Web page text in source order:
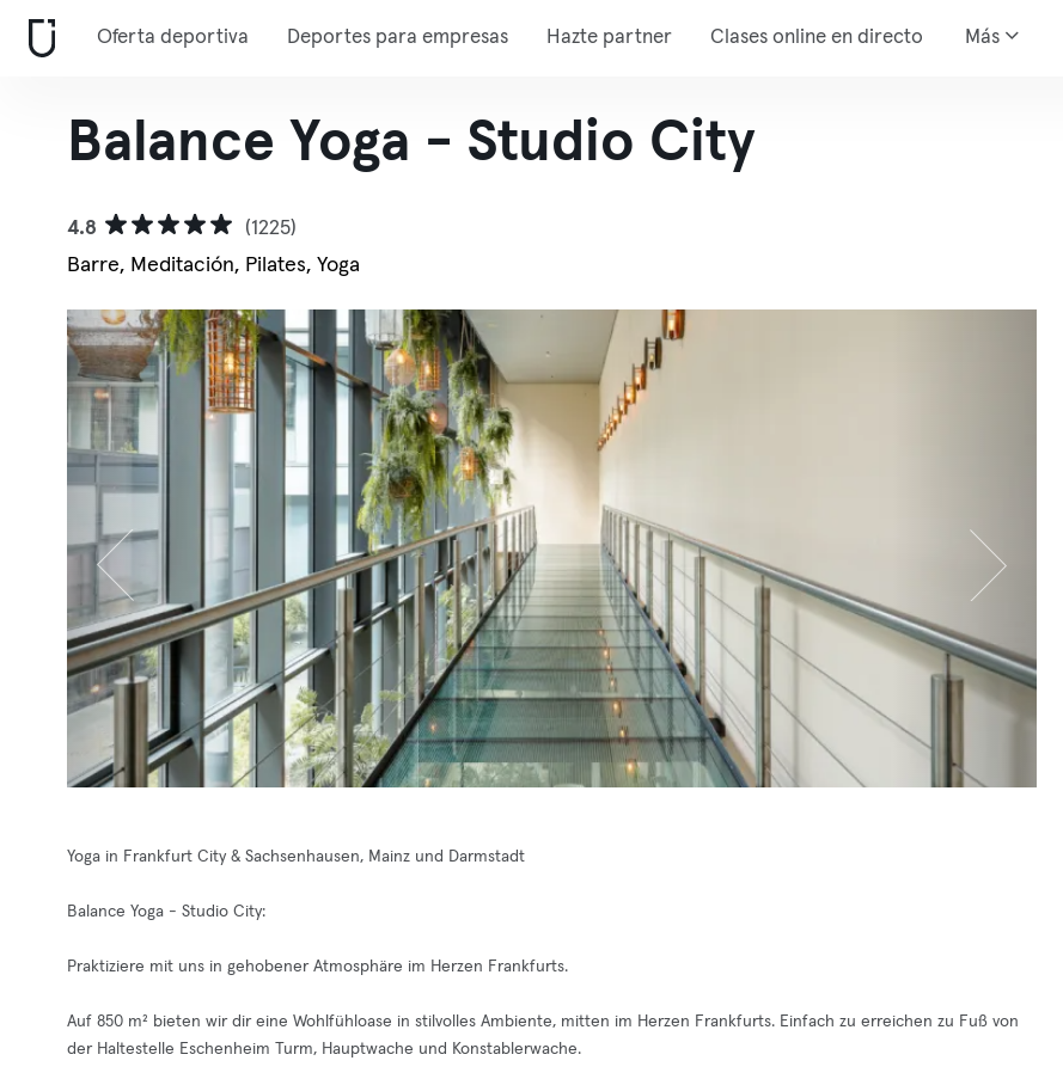
Oferta deportiva Deportes para empresas Hazte partner Clases online en directo Más
Balance Yoga - Studio City
4.8
(1225)
Barre, Meditación, Pilates, Yoga
Yoga in Frankfurt City & Sachsenhausen, Mainz und Darmstadt
Balance Yoga - Studio City:
Praktiziere mit uns in gehobener Atmosphäre im Herzen Frankfurts.
Auf 850 m² bieten wir dir eine Wohlfühloase in stilvolles Ambiente, mitten im Herzen Frankfurts. Einfach zu erreichen zu Fuß von
der Haltestelle Eschenheim Turm, Hauptwache und Konstablerwache.